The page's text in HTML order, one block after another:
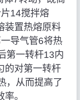
14搅拌熔
装置热熔原料
导气管6将热
第一转杆13内
的对第一转杆
，从而提高了
。